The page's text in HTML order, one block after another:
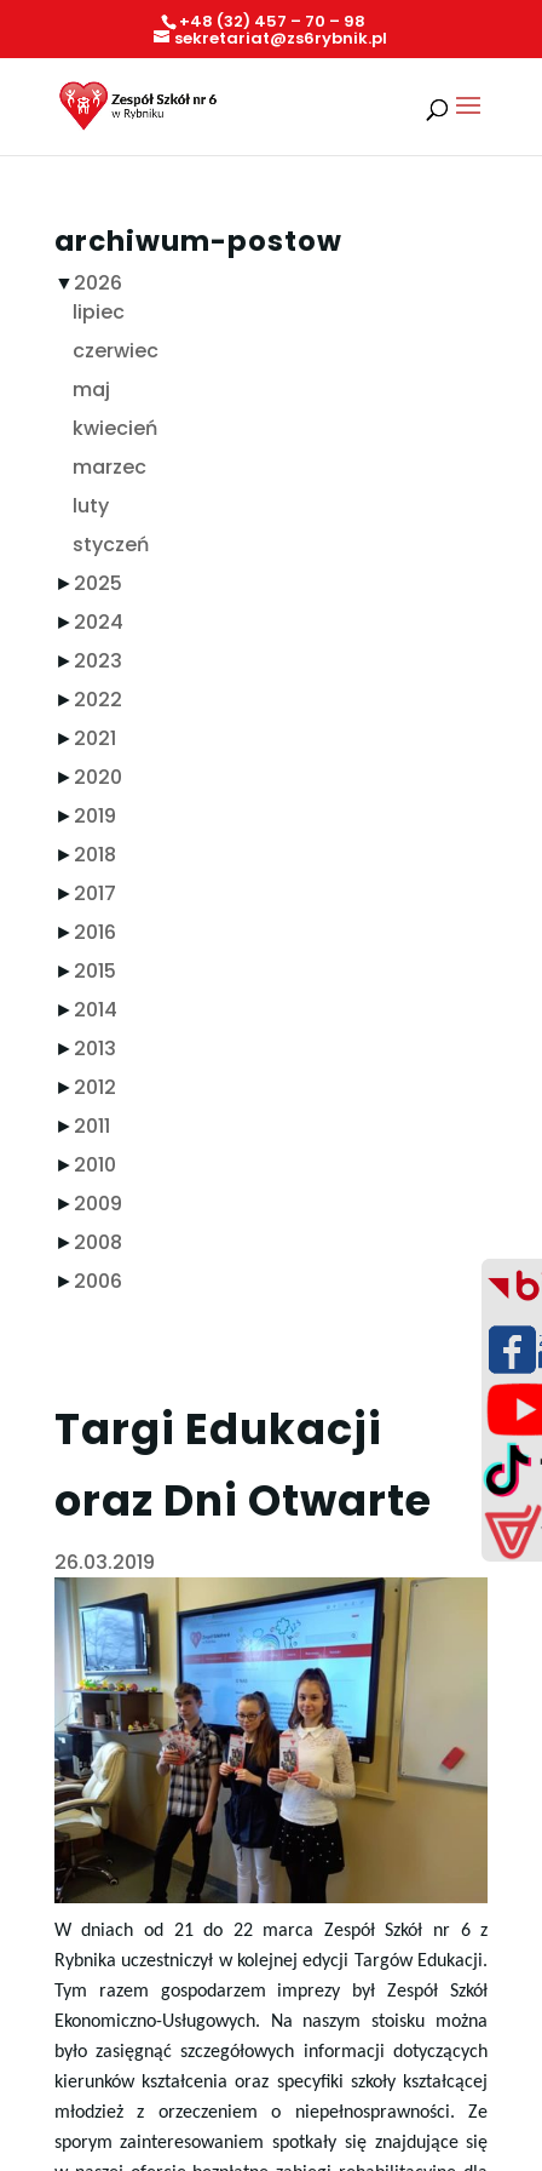
+48 (32) 457 – 70 – 98
sekretariat@zs6rybnik.pl
archiwum-postow
▼2026
lipiec
czerwiec
maj
kwiecień
marzec
luty
styczeń
►2025
►2024
►2023
►2022
►2021
►2020
►2019
►2018
►2017
►2016
►2015
►2014
►2013
►2012
►2011
►2010
►2009
►2008
►2006
Targi Edukacji
oraz Dni Otwarte
26.03.2019
W dniach od 21 do 22 marca Zespół Szkół nr 6 z
Rybnika uczestniczył w kolejnej edycji Targów Edukacji.
Tym razem gospodarzem imprezy był Zespół Szkół
Ekonomiczno-Usługowych. Na naszym stoisku można
było zasięgnąć szczegółowych informacji dotyczących
kierunków kształcenia oraz specyfiki szkoły kształcącej
młodzież z orzeczeniem o niepełnosprawności. Ze
sporym zainteresowaniem spotkały się znajdujące się